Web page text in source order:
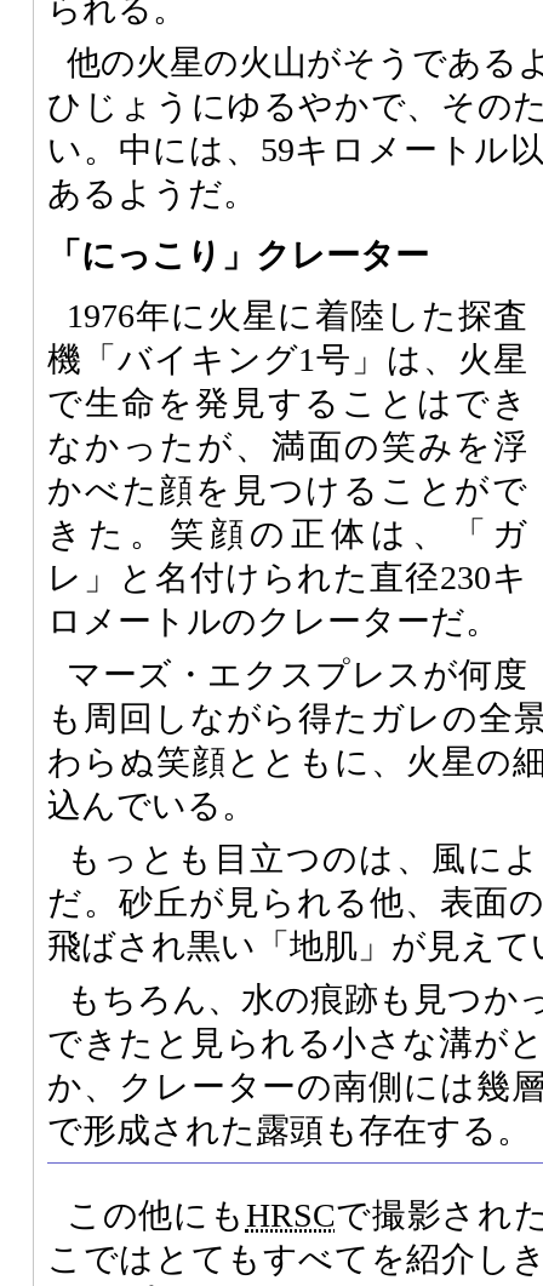
られる。
他の火星の火山がそうである
ひじょうにゆるやかで、その
い。中には、59キロメートル
あるようだ。
「にっこり」クレーター
1976年に火星に着陸した探査
機「バイキング1号」は、火星
で生命を発見することはでき
なかったが、満面の笑みを浮
かべた顔を見つけることがで
きた。笑顔の正体は、「ガ
レ」と名付けられた直径230キ
ロメートルのクレーターだ。
マーズ・エクスプレスが何度
も周回しながら得たガレの全
わらぬ笑顔とともに、火星の
込んでいる。
もっとも目立つのは、風に
だ。砂丘が見られる他、表面
飛ばされ黒い「地肌」が見え
もちろん、水の痕跡も見つか
できたと見られる小さな溝が
か、クレーターの南側には幾
で形成された露頭も存在する。
この他にもHRSCで撮影され
こではとてもすべてを紹介し